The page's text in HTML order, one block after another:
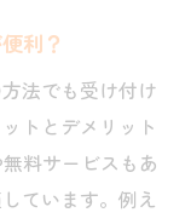
利？
法でも受け付け
トとデメリット
料サービスもあ
ています。例え